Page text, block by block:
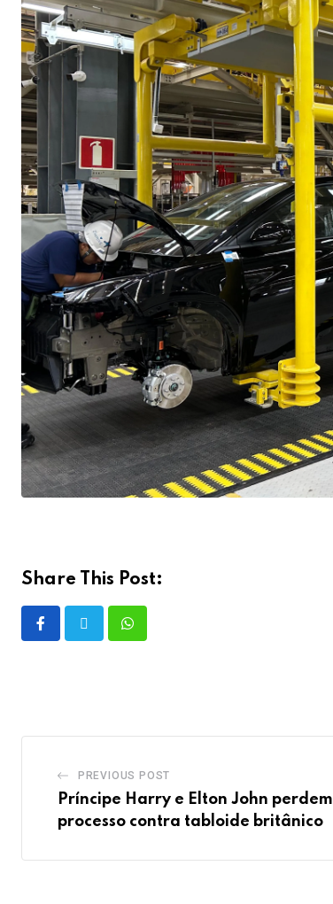
Share This Post:
PREVIOUS POST
Príncipe Harry e Elton John perdem
processo contra tabloide britânico